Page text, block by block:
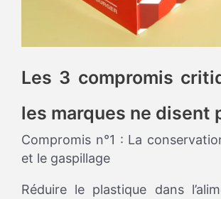
Les 3 compromis
les marques ne disent
Compromis n°1 : La
et le gaspillage
Réduire le plastique dans